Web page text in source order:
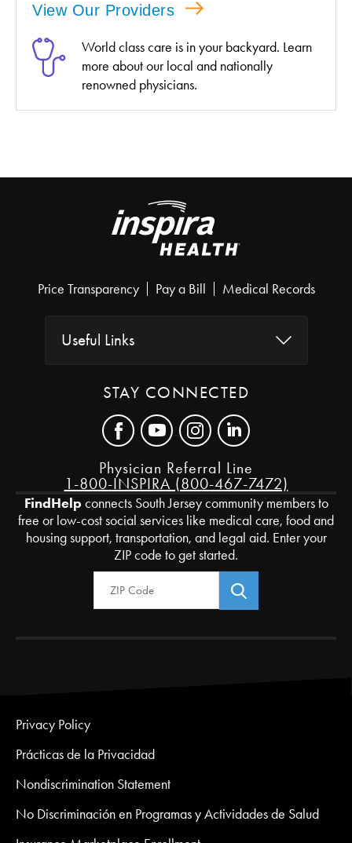
View Our Providers
World class care is in your backyard. Learn
more about our local and nationally
renowned physicians.
Price Transparency Pay a Bill Medical Records
Useful Links
STAY CONNECTED
Physician Referral Line
1-800-INSPIRA (800-467-7472)
FindHelpconnects South Jersey community members to
free or low-cost social services like medical care, food and
housing support, transportation, and legal aid. Enter your
ZIP code to get started.
Zip Code
Privacy Policy
Prácticas de la Privacidad
Nondiscrimination Statement
No Discriminación en Programas y Actividades de Salud